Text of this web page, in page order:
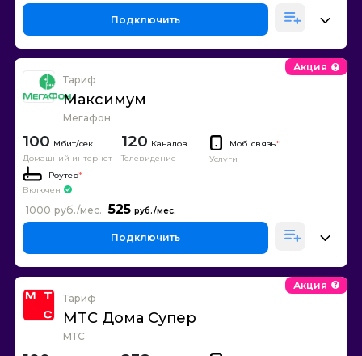
Подключить
Тариф
Максимум
Мегафон
Акция
100
Домашний интернет
120 Каналов
Телевидение
Моб. связь*
Услуги
Роутер*
Включен
525
1000
Подключить
Тариф
МТС Дома Супер
МТС
Акция